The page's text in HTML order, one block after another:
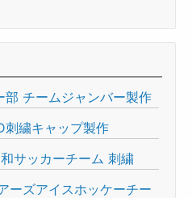
チームジャンバー製作
繍キャップ製作
サッカーチーム 刺繍
ーズアイスホッケーチー